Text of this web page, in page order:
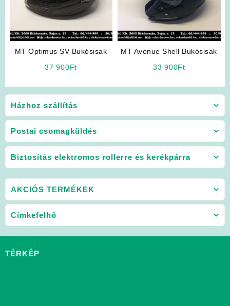
Házhoz szállítás
Postai csomagküldés
Biztosítás elektromos rollerre és kerékpárra
MT Optimus SV Bukósisak
37 900Ft
MT Avenue Shell Bukósisak
33 900Ft
AKCIÓS TERMÉKEK
Címkefelhő
TÉRKÉP